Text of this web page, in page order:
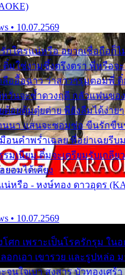
• 10.07.2569
รักใครแน่หรือ อยากเชื่อถือก็
ติ๋มใช่งามซึ้งตรึงตรา พี่หรือจ
ลืออื้อฉาว ว่าสาวๆรุมตอมพี่
วั่นจะช้ำดวงฤดี กลัวแฟนข
ต้อยตุ้มตุ๋ยต่าย พี่ยังลืมได้ง่าย
นนา แสนจะซอมซ่อ ขืนรักขืน
มือนคำพร่ำเฉลย พี่อย่าเฉยรี
รมเนียม ติ๋มจะเตรียมรับเกลี
ยอมได้เคียง
น่หรือ - หงษ์ทอง ดาวอุดร
• 10.07.2569
โศก เพราะเป็นโรครักรุม ใ
อกเอา เขารวย และรูปหล่อ
จนใจเบา สงสาร บัวทองเศร้